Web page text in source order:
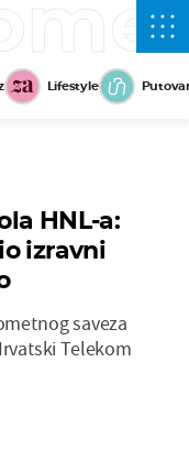
Lifestyle
HNL-a:
izravni
saveza
Telekom